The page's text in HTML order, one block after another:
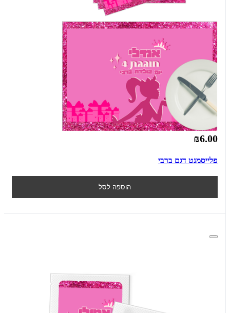
₪6.00
פלייסמנט דגם ברבי
הוספה לסל